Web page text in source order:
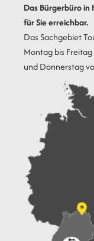
Das Bürgerbüro
für Sie erreichbar.
Das Sachgebiet
Montag bis
und Donnerstag